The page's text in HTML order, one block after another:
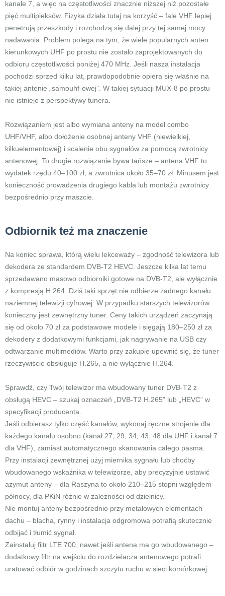
kanale 7, a więc na częstotliwości znacznie niższej niż pozostałe
pięć multipleksów. Fizyka działa tutaj na korzyść – fale VHF lepiej
penetrują przeszkody i rozchodzą się dalej przy tej samej mocy
nadawania. Problem polega na tym, że wiele popularnych anten
kierunkowych UHF po prostu nie zostało zaprojektowanych do
odbioru częstotliwości poniżej 470 MHz. Jeśli nasza instalacja
pochodzi sprzed kilku lat, prawdopodobnie opiera się właśnie na
takiej antenie „samouhf-owej”. W takiej sytuacji MUX-8 po prostu
nie istnieje z perspektywy tunera.
Rozwiązaniem jest albo wymiana anteny na model combo
UHF/VHF, albo dołożenie osobnej anteny VHF (niewielkiej,
kilkuelementowej) i scalenie obu sygnałów za pomocą zwrotnicy
antenowej. To drugie rozwiązanie bywa tańsze – antena VHF to
wydatek rzędu 40–100 zł, a zwrotnica około 35–70 zł. Minusem jest
konieczność prowadzenia drugiego kabla lub montażu zwrotnicy
bezpośrednio przy maszcie.
Odbiornik też ma znaczenie
Na koniec sprawa, którą wielu lekceważy – zgodność telewizora lub
dekodera ze standardem DVB-T2 HEVC. Jeszcze kilka lat temu
sprzedawano masowo odbiorniki gotowe na DVB-T2, ale wyłącznie
z kompresją H.264. Dziś taki sprzęt nie odbierze żadnego kanału
naziemnej telewizji cyfrowej. W przypadku starszych telewizorów
konieczny jest zewnętrzny tuner. Ceny takich urządzeń zaczynają
się od około 70 zł za podstawowe modele i sięgają 180–250 zł za
dekodery z dodatkowymi funkcjami, jak nagrywanie na USB czy
odtwarzanie multimediów. Warto przy zakupie upewnić się, że tuner
rzeczywiście obsługuje H.265, a nie wyłącznie H.264.
Sprawdź, czy Twój telewizor ma wbudowany tuner DVB-T2 z
obsługą HEVC – szukaj oznaczeń „DVB-T2 H.265” lub „HEVC” w
specyfikacji producenta.
Jeśli odbierasz tylko część kanałów, wykonaj ręczne strojenie dla
każdego kanału osobno (kanał 27, 29, 34, 43, 48 dla UHF i kanał 7
dla VHF), zamiast automatycznego skanowania całego pasma.
Przy instalacji zewnętrznej użyj miernika sygnału lub choćby
wbudowanego wskaźnika w telewizorze, aby precyzyjnie ustawić
azymut anteny – dla Raszyna to około 210–215 stopni względem
północy, dla PKiN różnie w zależności od dzielnicy.
Nie montuj anteny bezpośrednio przy metalowych elementach
dachu – blacha, rynny i instalacja odgromowa potrafią skutecznie
odbijać i tłumić sygnał.
Zainstaluj filtr LTE 700, nawet jeśli antena ma go wbudowanego –
dodatkowy filtr na wejściu do rozdzielacza antenowego potrafi
uratować odbiór w godzinach szczytu ruchu w sieci komórkowej.